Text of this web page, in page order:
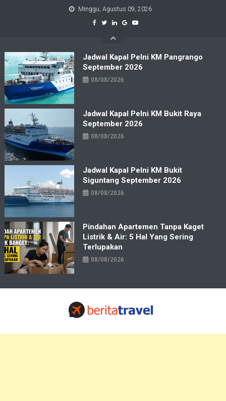
Minggu, Agustus 09, 2026
Jadwal Kapal Pelni KM Pangrango
September 2026
08/08/2026
Jadwal Kapal Pelni KM Bukit Raya
September 2026
08/08/2026
Jadwal Kapal Pelni KM Bukit
Siguntang September 2026
08/08/2026
Pindahan Apartemen Tanpa Kaget
Listrik & Air: 5 Hal Yang Sering
Terlupakan
08/08/2026
Travelbiz